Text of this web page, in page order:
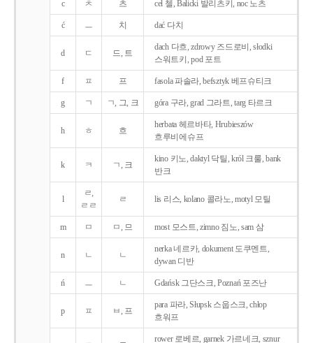
c ㅊ 츠 cel 첼, Balicki 발리츠키, noc 노츠
ć ㅡ 치 dać 다치
d ㄷ 드, 트
dach 다흐, zdrowy 즈드로비, słodki
스워트키, pod 포트
f ㅍ 프 fasola 파솔라, befsztyk 베프슈티크
g ㄱ ㄱ, 그, 크 góra 구라, grad 그라트, targ 타르크
h ㅎ 흐
herbata 헤르바타, Hrubieszów
흐루비에슈프
k ㅋ ㄱ, 크
kino 키노, daktyl 닥틸, król 크룰, bank
반크
l
ㄹ,
ㄹㄹ
ㄹ lis 리스, kolano 콜라노, motyl 모틸
m ㅁ ㅁ, 므 most 모스트, zimno 짐노, sam 삼
n ㄴ ㄴ
nerka 네르카, dokument 도쿠멘트,
dywan 디반
ń ㅡ ㄴ Gdańsk 그단스크, Poznań 포즈난
p ㅍ ㅂ, 프
para 파라, Słupsk 스웁스크, chłop
흐워프
rower 로베르, garnek 가르네크, sznur